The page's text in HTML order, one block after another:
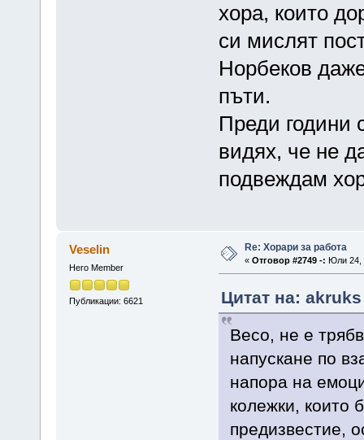
хора, които
си мислят
Норбеков
пъти.
Преди години
видях, че не
подвеждам
Veselin
Hero Member
Публикации: 6621
Re: Хорари за работа
« Отговор #2749 -: Юли 24,
Цитат на:
Весо, не е
напускане по
напора на
колежки, които
предизвестие,